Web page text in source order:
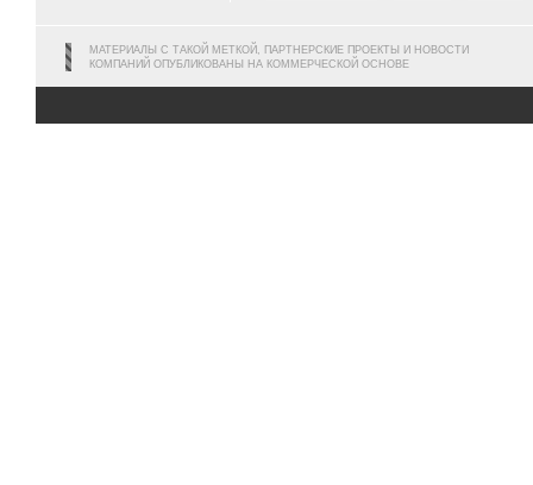
МАТЕРИАЛЫ С ТАКОЙ МЕТКОЙ, ПАРТНЕРСКИЕ ПРОЕКТЫ И НОВОСТИ
КОМПАНИЙ ОПУБЛИКОВАНЫ НА КОММЕРЧЕСКОЙ ОСНОВЕ